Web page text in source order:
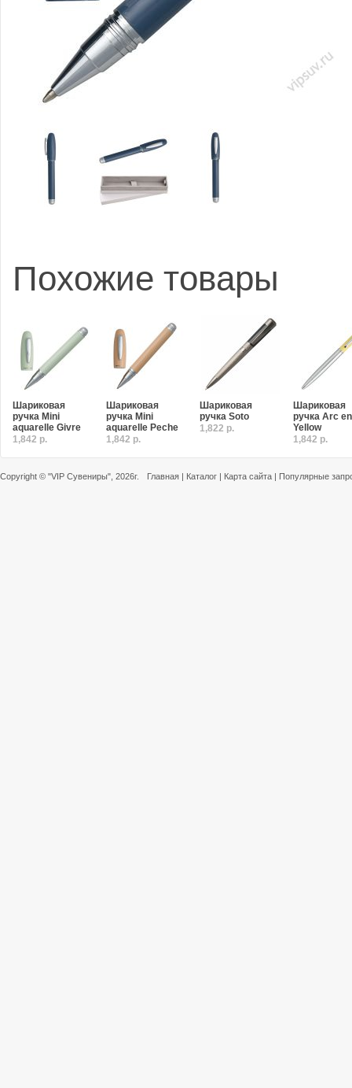
Похожие товары
Шариковая
ручка Mini
aquarelle Givre
1,842 р.
Шариковая
ручка Mini
aquarelle Peche
1,842 р.
Шариковая
ручка Soto
1,822 р.
Шариковая
ручка Arc
Yellow
1,842 р.
Copyright © "VIP Сувениры" , 2026г. Главная | Каталог | Карта сайта | Популярные